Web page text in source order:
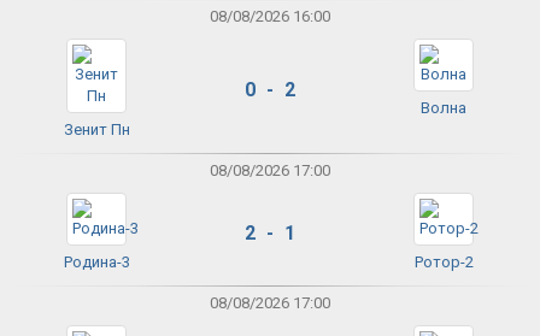
08/08/2026 16:00
Зенит Пн
0 - 2
Волна
08/08/2026 17:00
Родина-3
2 - 1
Ротор-2
08/08/2026 17:00